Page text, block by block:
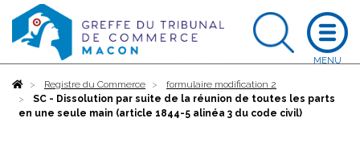
AccueilRegistre du Commerce
formulaire modification 2
SC - Dissolution par suite de la réunion de toutes les parts
en une seule main (article 1844-5 alinéa 3 du code civil)